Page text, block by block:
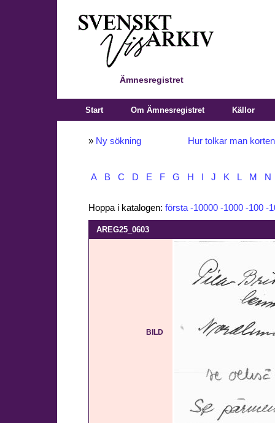
Ämnesregistret
Start Om Ämnesregistret Källor
» Ny sökning Hur tolkar man
A B C D E F G H J K L M N
Hoppa i katalogen: första -10000 -1000 -100 -
AREG25_0603
BILD